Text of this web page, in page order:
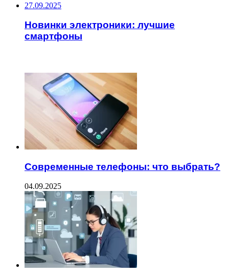
27.09.2025
Новинки электроники: лучшие
смартфоны
Современные телефоны: что выбрать?
04.09.2025